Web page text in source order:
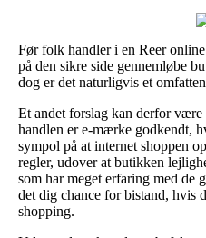
Før folk handler i en Reer
på den sikre side gennemløbe
dog er det naturligvis et
Et andet forslag kan derfor
handlen er e-mærke godkendt,
sympol på at internet shoppen
regler, udover at butikken
som har meget erfaring med
det dig chance for bistand, hvis
shopping.